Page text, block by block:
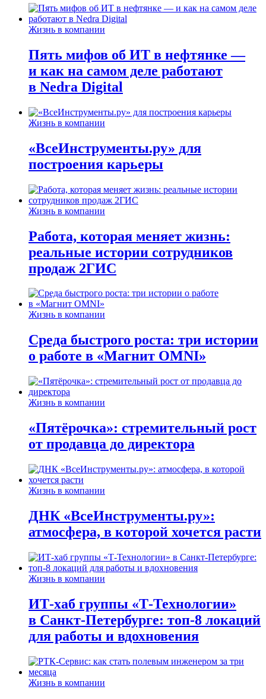
Жизнь в компании
Пять мифов об ИТ в нефтянке —
и как на самом деле работают
в Nedra Digital
Жизнь в компании
«ВсеИнструменты.ру» для
построения карьеры
Жизнь в компании
Работа, которая меняет жизнь:
реальные истории сотрудников
продаж 2ГИС
Жизнь в компании
Среда быстрого роста: три истории
о работе в «Магнит OMNI»
Жизнь в компании
«Пятёрочка»: стремительный рост
от продавца до директора
Жизнь в компании
ДНК «ВсеИнструменты.ру»:
атмосфера, в которой хочется расти
Жизнь в компании
ИТ-хаб группы «Т-Технологии»
в Санкт-Петербурге: топ-8 локаций
для работы и вдохновения
Жизнь в компании